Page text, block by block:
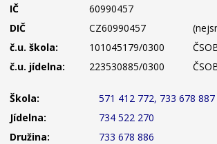
IČ
60990457
DIČ
CZ60990457
č.u. škola:
101045179/0300
č.u. jídelna:
223530885/0300
Škola:
571 412 772, 733 678 887
Jídelna:
734 522 270
Družina:
733 678 886